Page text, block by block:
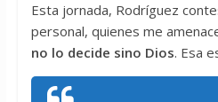
Esta jornada, Rodríguez
personal, quienes me
no lo decide sino Dios. Esa